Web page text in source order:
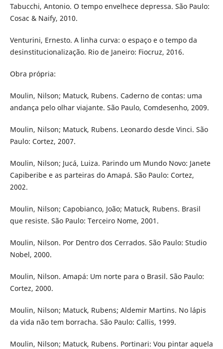
Tabucchi, Antonio. O tempo envelhece depressa. São Paulo:
Cosac & Naify, 2010.
Venturini, Ernesto. A linha curva: o espaço e o tempo da
desinstitucionalização. Rio de Janeiro: Fiocruz, 2016.
Obra própria:
Moulin, Nilson; Matuck, Rubens. Caderno de contas: uma
andança pelo olhar viajante. São Paulo, Comdesenho, 2009.
Moulin, Nilson; Matuck, Rubens. Leonardo desde Vinci. São
Paulo: Cortez, 2007.
Moulin, Nilson; Jucá, Luiza. Parindo um Mundo Novo: Janete
Capiberibe e as parteiras do Amapá. São Paulo: Cortez,
2002.
Moulin, Nilson; Capobianco, João; Matuck, Rubens. Brasil
que resiste. São Paulo: Terceiro Nome, 2001.
Moulin, Nilson. Por Dentro dos Cerrados. São Paulo: Studio
Nobel, 2000.
Moulin, Nilson. Amapá: Um norte para o Brasil. São Paulo:
Cortez, 2000.
Moulin, Nilson; Matuck, Rubens; Aldemir Martins. No lápis
da vida não tem borracha. São Paulo: Callis, 1999.
Moulin, Nilson; Matuck, Rubens. Portinari: Vou pintar aquela